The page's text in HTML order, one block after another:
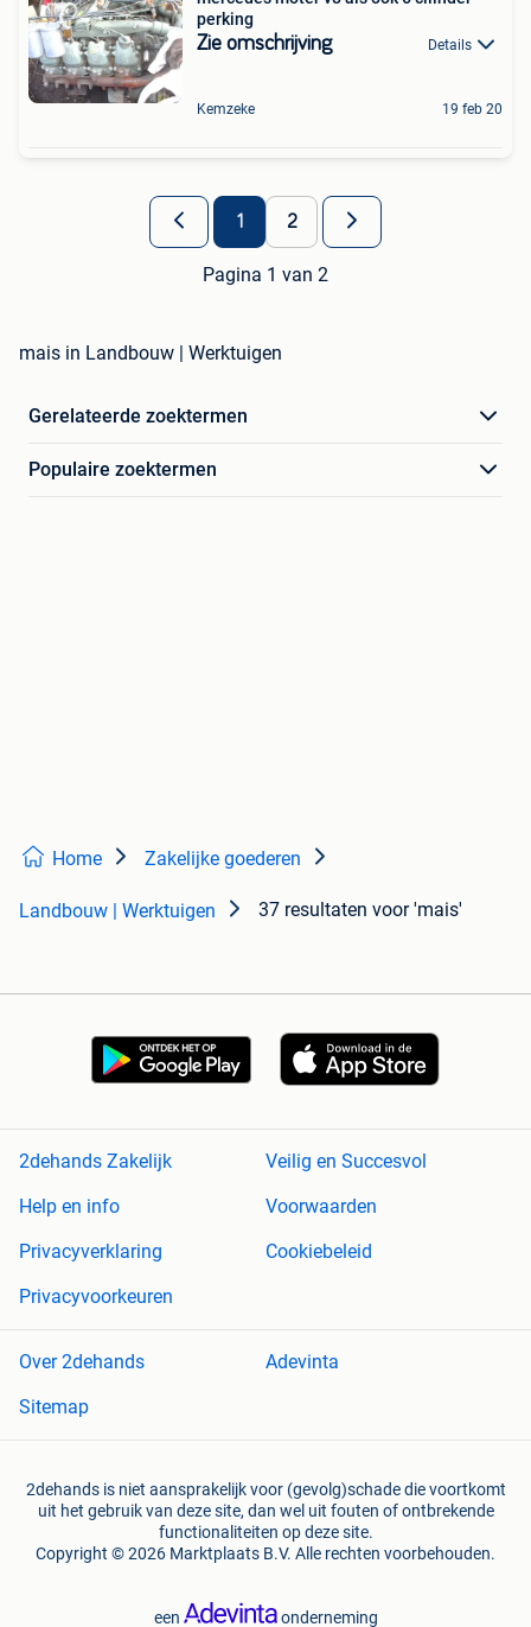
perking
Zie omschrijving Details
Kemzeke 19 feb 20
1 2
Pagina 1 van 2
mais in Landbouw | Werktuigen
Gerelateerde zoektermen
Populaire zoektermen
Home Zakelijke goederen
Landbouw | Werktuigen 37 resultaten voor 'mais'
2dehands Zakelijk
Veilig en Succesvol
Help en info
Voorwaarden
Privacyverklaring
Cookiebeleid
Privacyvoorkeuren
Over 2dehands
Adevinta
Sitemap
2dehands is niet aansprakelijk voor (gevolg)schade die voortkomt
uit het gebruik van deze site, dan wel uit fouten of ontbrekende
functionaliteiten op deze site.
Copyright © 2026 Marktplaats B.V. Alle rechten voorbehouden.
een onderneming